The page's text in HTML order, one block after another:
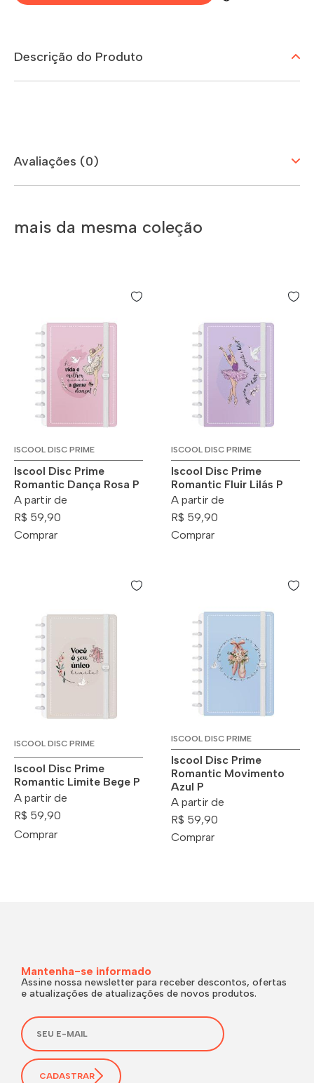
Descrição do Produto
Avaliações (0)
mais da mesma coleção
ISCOOL DISC PRIME
Iscool Disc Prime
Romantic Dança Rosa P
A partir de
R$ 59,90
Comprar
ISCOOL DISC PRIME
Iscool Disc Prime
Romantic Fluir Lilás P
A partir de
R$ 59,90
Comprar
ISCOOL DISC PRIME
Iscool Disc Prime
Romantic Limite Bege P
A partir de
R$ 59,90
Comprar
ISCOOL DISC PRIME
Iscool Disc Prime
Romantic Movimento
Azul P
A partir de
R$ 59,90
Comprar
Mantenha-se informado
Assine nossa newsletter para receber descontos, ofertas
e atualizações de atualizações de novos produtos.
CADASTRAR